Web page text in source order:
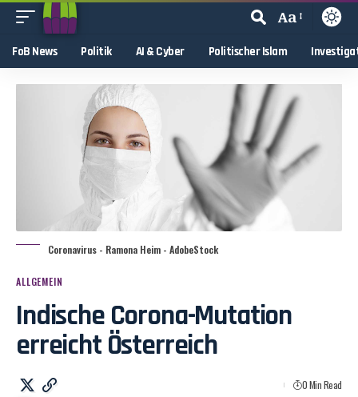
Aa
FoB News Politik AI & Cyber Politischer Islam
Coronavirus - Ramona Heim - AdobeStock
ALLGEMEIN
Indische Corona-Mutation
erreicht Österreich
0 Min Read